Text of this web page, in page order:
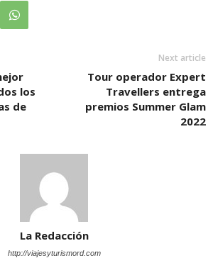
los
de
Next article
Tour operador Expert
Travellers entrega
premios Summer Glam
2022
La Redacción
http://viajesyturismord.com